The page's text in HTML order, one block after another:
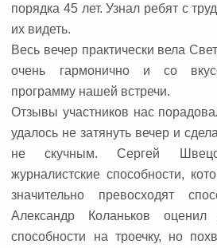
порядка 45 лет. Узнал ребят с
их видеть.
Весь вечер практически вела
очень гармонично и со
программу нашей встречи.
Отзывы участников нас
удалось не затянуть вечер и
не скучным. Сергей
журналистские способности,
значительно превосходят
Александр Коланьков оценил
способности на троечку, но